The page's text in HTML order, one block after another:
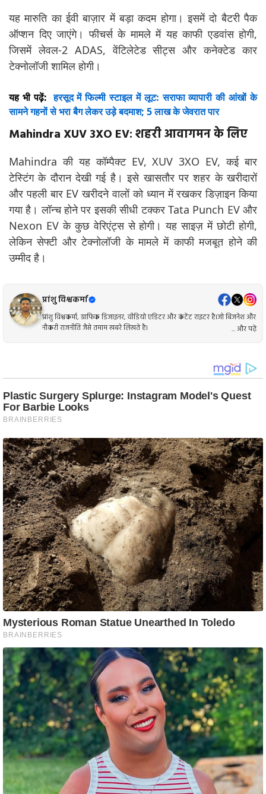
यह मारुति का ईवी बाज़ार में बड़ा कदम होगा। इसमें दो बैटरी पैक
ऑप्शन दिए जाएंगे। फीचर्स के मामले में यह काफी एडवांस होगी,
जिसमें लेवल-2 ADAS, वेंटिलेटेड सीट्स और कनेक्टेड कार
टेक्नोलॉजी शामिल होगी।
यह भी पढ़ें: हरसूद में फिल्मी स्टाइल में लूट: सराफा व्यापारी की आंखों के
सामने गहनों से भरा बैग लेकर उड़े बदमाश; 5 लाख के जेवरात पार
Mahindra XUV 3XO EV: शहरी आवागमन के लिए
Mahindra की यह कॉम्पैक्ट EV, XUV 3XO EV, कई बार
टेस्टिंग के दौरान देखी गई है। इसे खासतौर पर शहर के खरीदारों
और पहली बार EV खरीदने वालों को ध्यान में रखकर डिज़ाइन किया
गया है। लॉन्च होने पर इसकी सीधी टक्कर Tata Punch EV और
Nexon EV के कुछ वेरिएंट्स से होगी। यह साइज़ में छोटी होगी,
लेकिन सेफ्टी और टेक्नोलॉजी के मामले में काफी मजबूत होने की
उम्मीद है।
प्रांशु विश्वकर्मा
प्रांशु विश्वकर्मा, ग्राफिक डिजाइनर, वीडियो एडिटर और कंटेंट राइटर है।जो बिजनेश और
नौकरी राजनीति जैसे तमाम खबरे लिखते है।
... और पढ़ें